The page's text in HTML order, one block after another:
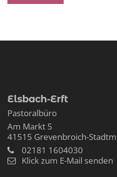
Elsbach-Erft
Pastoralbüro
Am Markt 5
41515 Grevenbroich-
02181 1604030
Klick zum E-Mail senden